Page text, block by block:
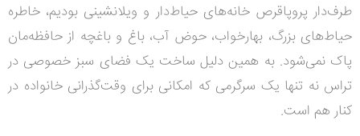
طرف‌دار پروپاقرص خانه‌های حیاط‌دار و ویلانشینی بودیم، خاطره
حیاط‌های بزرگ، بهارخواب، حوض آب، باغ و باغچه از حافظه‌مان
پاک نمی‌شود. به همین دلیل ساخت یک فضای سبز خصوصی در
تراس نه تنها یک سرگرمی که امکانی برای وقت‌گذرانی خانواده در
کنار هم است.